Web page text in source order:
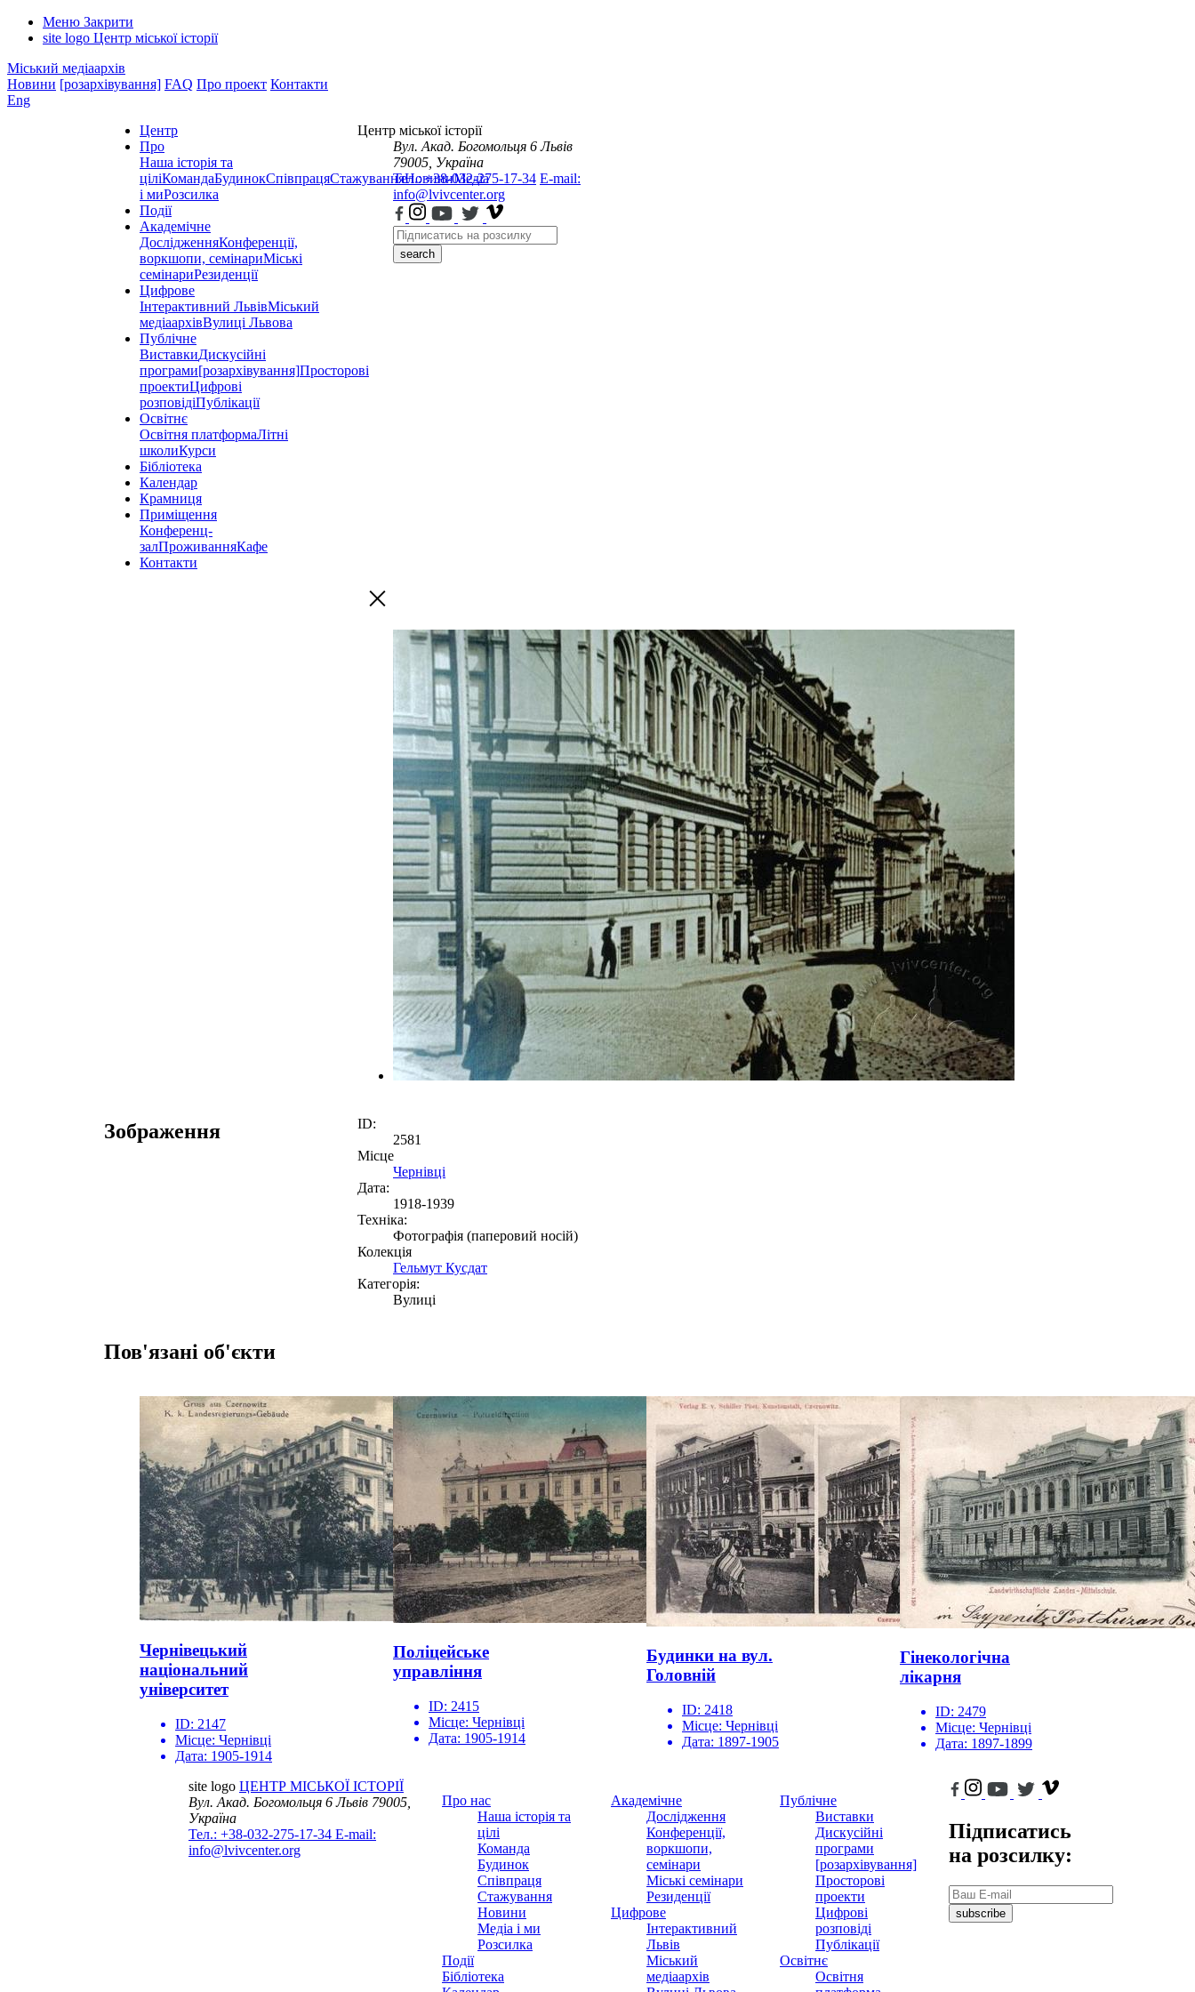
Меню Закрити
site logo Центр міської історії
Міський медіаархів
Новини [розархівування] FAQ Про проект Контакти
Eng
Центр
Про
Наша історія та
ціліКомандаБудинокСпівпрацяСтажуванняНовиниМедіа
і миРозсилка
Події
Академічне
ДослідженняКонференції,
воркшопи, семінариМіські
семінариРезиденції
Цифрове
Інтерактивний ЛьвівМіський
медіаархівВулиці Львова
Публічне
ВиставкиДискусійні
програми[розархівування]Просторові
проектиЦифрові
розповідіПублікації
Освітнє
Освітня платформаЛітні
школиКурси
Бібліотека
Календар
Крамниця
Приміщення
Конференц-
залПроживанняКафе
Контакти
Центр міської історії
Вул. Акад. Богомольця 6 Львів
79005, Україна
Тел.: +38-032-275-17-34 E-mail:
info@lvivcenter.org
search
Зображення
ID:
2581
Місце
Чернівці
Дата:
1918-1939
Техніка:
Фотографія (паперовий носій)
Колекція
Гельмут Кусдат
Категорія:
Вулиці
Пов'язані об'єкти
Чернівецький
національний
університет
ID: 2147
Місце: Чернівці
Дата: 1905-1914
Поліцейське
управління
ID: 2415
Місце: Чернівці
Дата: 1905-1914
Будинки на вул.
Головній
ID: 2418
Місце: Чернівці
Дата: 1897-1905
Гінекологічна
лікарня
ID: 2479
Місце: Чернівці
Дата: 1897-1899
site logo ЦЕНТР МІСЬКОЇ ІСТОРІЇ
Вул. Акад. Богомольця 6Львів 79005,
Україна
Тел.: +38-032-275-17-34 E-mail:
info@lvivcenter.org
Про нас
Наша історія та
цілі
Команда
Будинок
Співпраця
Стажування
Новини
Медіа і ми
Розсилка
Події
Бібліотека
Академічне
Дослідження
Конференції,
воркшопи,
семінари
Міські семінари
Резиденції
Цифрове
Інтерактивний
Львів
Міський
медіаархів
Публічне
Виставки
Дискусійні
програми
[розархівування]
Просторові
проекти
Цифрові
розповіді
Публікації
Освітнє
Освітня
Підписатись
на розсилку:
subscribe